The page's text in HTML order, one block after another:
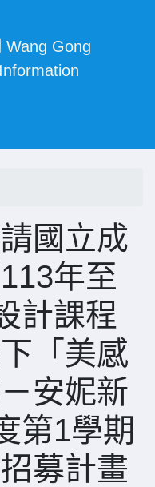
Wang Gong
國立成
年至
計課程
「美感
安妮新
第1學期
募計畫